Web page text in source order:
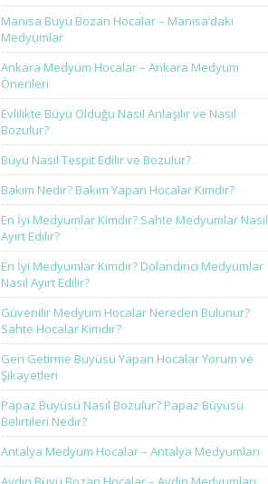
Manisa Büyü Bozan Hocalar – Manisa’daki
Medyumlar
Ankara Medyum Hocalar – Ankara Medyum
Önerileri
Evlilikte Büyü Olduğu Nasıl Anlaşılır ve Nasıl
Bozulur?
Büyü Nasıl Tespit Edilir ve Bozulur?
Bakım Nedir? Bakım Yapan Hocalar Kimdir?
En İyi Medyumlar Kimdir? Sahte Medyumlar Nasıl
Ayırt Edilir?
En İyi Medyumlar Kimdir? Dolandırıcı Medyumlar
Nasıl Ayırt Edilir?
Güvenilir Medyum Hocalar Nereden Bulunur?
Sahte Hocalar Kimdir?
Geri Getirme Büyüsü Yapan Hocalar Yorum ve
Şikayetleri
Papaz Büyüsü Nasıl Bozulur? Papaz Büyüsü
Belirtileri Nedir?
Antalya Medyum Hocalar – Antalya Medyumları